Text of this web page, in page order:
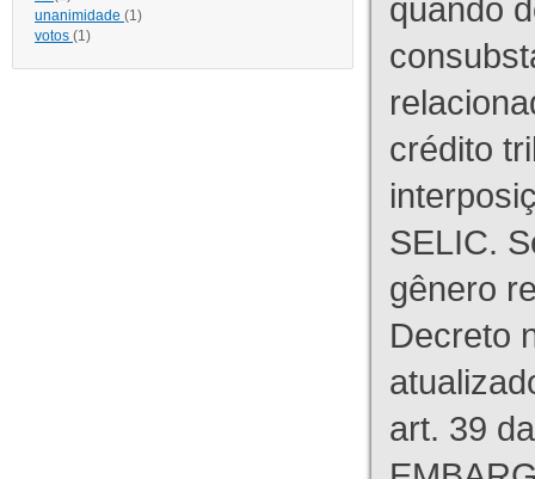
unanimidade (1)
votos (1)
quando
crédito
SELIC.
gênero
Decreto
art. 39